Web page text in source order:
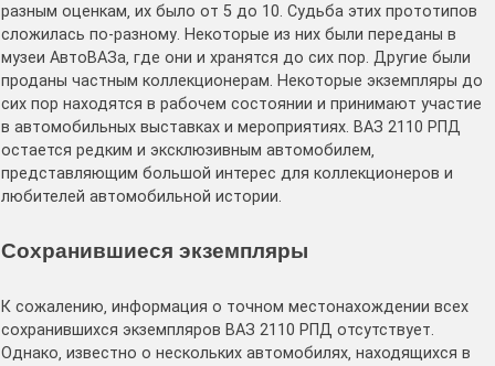
разным оценкам‚ их было от 5 до 10․ Судьба этих прототипов
сложилась по-разному․ Некоторые из них были переданы в
музеи АвтоВАЗа‚ где они и хранятся до сих пор․ Другие были
проданы частным коллекционерам․ Некоторые экземпляры до
сих пор находятся в рабочем состоянии и принимают участие
в автомобильных выставках и мероприятиях․ ВАЗ 2110 РПД
остается редким и эксклюзивным автомобилем‚
представляющим большой интерес для коллекционеров и
любителей автомобильной истории․
Сохранившиеся экземпляры
К сожалению‚ информация о точном местонахождении всех
сохранившихся экземпляров ВАЗ 2110 РПД отсутствует․
Однако‚ известно о нескольких автомобилях‚ находящихся в